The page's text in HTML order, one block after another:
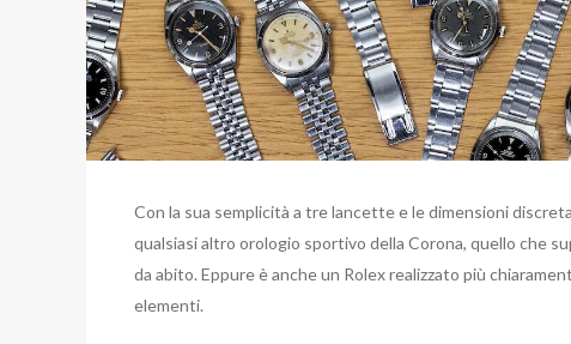
Con la sua semplicità a tre lancette e le dimensioni
qualsiasi altro orologio sportivo della Corona, quello che
da abito. Eppure è anche un Rolex realizzato più
elementi.